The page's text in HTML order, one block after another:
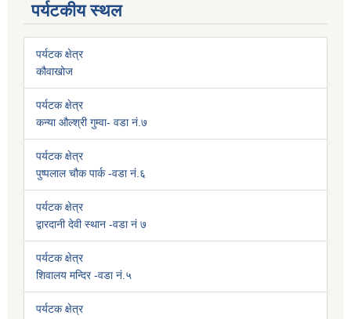
पर्यटकीय स्थल
पर्यटक क्षेत्र
कौवाखोज
पर्यटक क्षेत्र
कन्या औल्श्री गुम्वा- वडा नं.७
पर्यटक क्षेत्र
पुष्पलाल चौक पार्क -वडा नं.६
पर्यटक क्षेत्र
द्वारदानी देवी स्थान -वडा नं ७
पर्यटक क्षेत्र
शिवालय मन्दिर -वडा नं.५
पर्यटक क्षेत्र